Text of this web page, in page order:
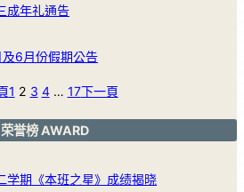
成年礼通告
6月份假期公告
1 2 3 4 … 17下一頁
荣誉榜 AWARD
学期《本班之星》成绩揭晓